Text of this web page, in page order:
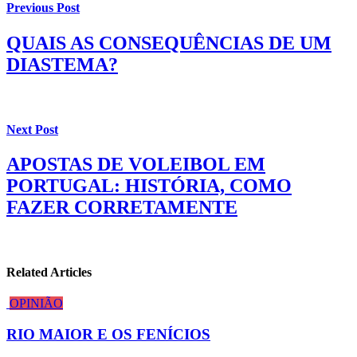
Previous Post
QUAIS AS CONSEQUÊNCIAS DE UM
DIASTEMA?
Next Post
APOSTAS DE VOLEIBOL EM
PORTUGAL: HISTÓRIA, COMO
FAZER CORRETAMENTE
Related Articles
OPINIÃO
RIO MAIOR E OS FENÍCIOS